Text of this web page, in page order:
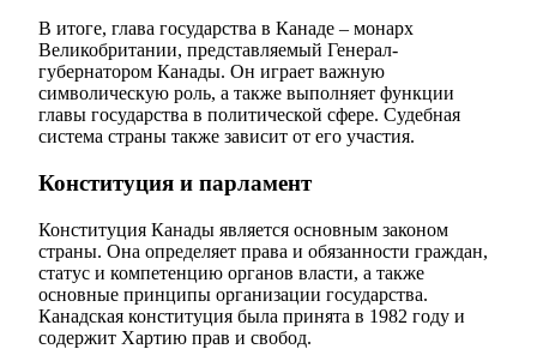
В итоге, глава государства в Канаде – монарх
Великобритании, представляемый Генерал-
губернатором Канады. Он играет важную
символическую роль, а также выполняет функции
главы государства в политической сфере. Судебная
система страны также зависит от его участия.
Конституция и парламент
Конституция Канады является основным законом
страны. Она определяет права и обязанности граждан,
статус и компетенцию органов власти, а также
основные принципы организации государства.
Канадская конституция была принята в 1982 году и
содержит Хартию прав и свобод.